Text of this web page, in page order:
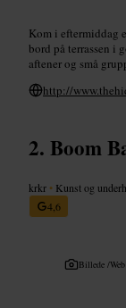
Kom i eftermiddag
bord på terrassen i
aftener og små
http://
Boom
krkr • Kunst og
4,6
Billede /Web